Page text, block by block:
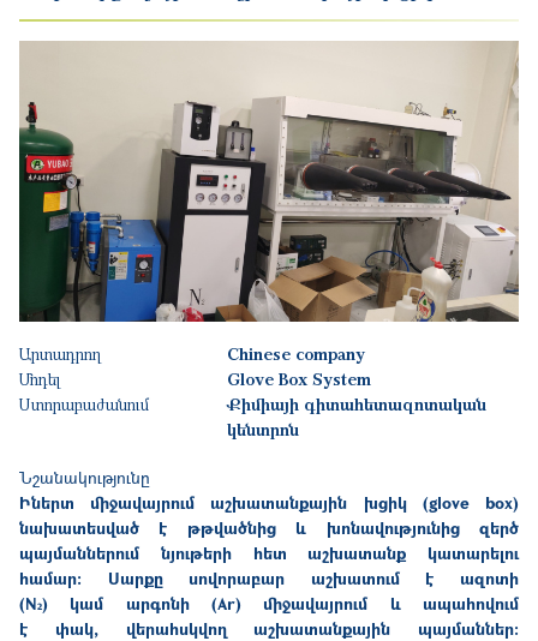
Արտադրող
Chinese company
Մոդել
Glove Box System
Ստորաբաժանում
Քիմիայի գիտահետազոտական
կենտրոն
Նշանակությունը
Իներտ միջավայրում աշխատանքային խցիկ (glove box)
նախատեսված է թթվածնից և խոնավությունից զերծ
պայմաններում նյութերի հետ աշխատանք կատարելու
համար։ Սարքը սովորաբար աշխատում է ազոտի
(N₂) կամ արգոնի (Ar) միջավայրում և ապահովում
է փակ, վերահսկվող աշխատանքային պայմաններ։